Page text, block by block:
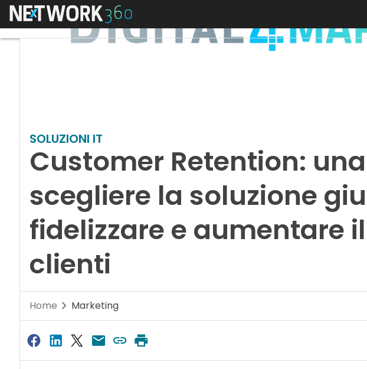
Menu
SOLUZIONI IT
Customer Retention:
scegliere la soluzione
fidelizzare e aumentare
clienti
Home Marketing